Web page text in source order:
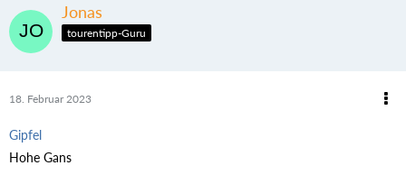
Jonas
tourentipp-Guru
18. Februar 2023
Gipfel
Hohe Gans